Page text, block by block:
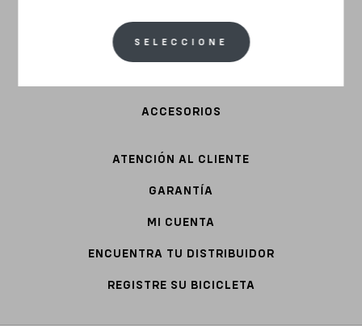
SELECCIONE
ROPA
ACCESORIOS
ATENCIÓN AL CLIENTE
GARANTÍA
MI CUENTA
ENCUENTRA TU DISTRIBUIDOR
REGISTRE SU BICICLETA